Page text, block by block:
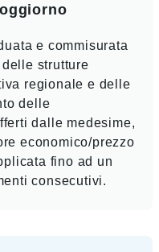
e commisurata
strutture
regionale e delle
delle
dalle medesime,
economico/prezzo
fino ad un
consecutivi.